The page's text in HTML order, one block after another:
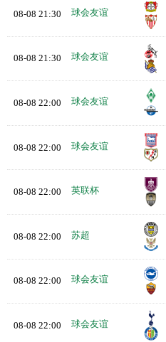
08-08 21:30 球会友谊
08-08 21:30 球会友谊
08-08 22:00 球会友谊
08-08 22:00 球会友谊
08-08 22:00 英联杯
08-08 22:00 苏超
08-08 22:00 球会友谊
08-08 22:00 球会友谊